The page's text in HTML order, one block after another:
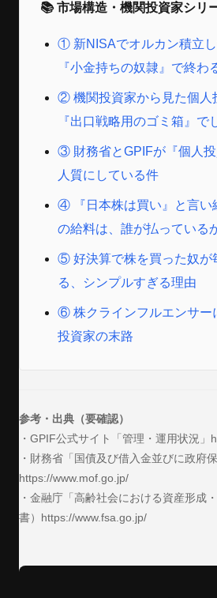
📚 市場構造・機関投資家シリ
① 新NISAでオルカン積立
『小金持ちの奴隷』で終わ
② 機関投資家から見た個人
『出口戦略用のゴミ箱』で
③ 財務省とGPIFが『個人
人質にしている件
④ 『日本株は買い』と言い
の給料は、誰が払っている
⑤ 好決算で株を買った奴が
る、シンプルすぎる理由
⑥ 株クラインフルエンサー
投資家の末路
参考・出典（要確認）
・GPIF公式サイト「管理・運用状況
・財務省「国債及び借入金並びに政府
https://www.mof.go.jp/
・金融庁「高齢社会における資産形成
書）https://www.fsa.go.jp/